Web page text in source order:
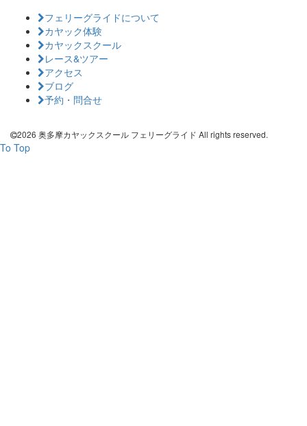
フェリーグライドについて
カヤック体験
カヤックスクール
レース&ツアー
アクセス
ブログ
予約・問合せ
2026 奥多摩カヤックスクール フェリーグライド All rights reserved.
To Top